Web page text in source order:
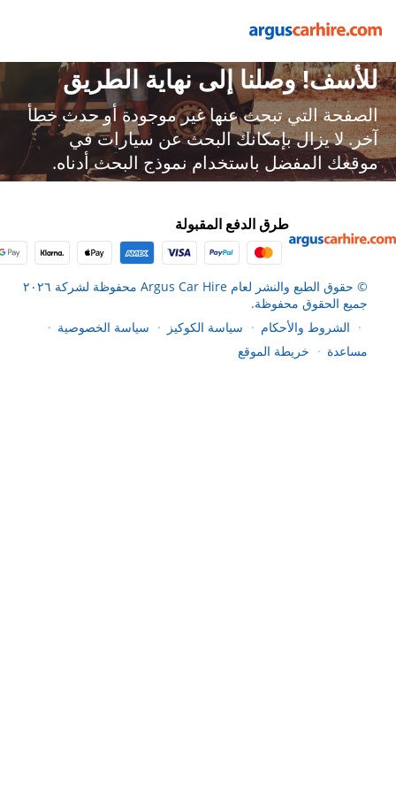
للأسف! وصلنا إلى نهاية الطريق
الصفحة التي تبحث عنها غير موجودة أو حدث خطأ
آخر. لا يزال بإمكانك البحث عن سيارات في
موقعك المفضل باستخدام نموذج البحث أدناه.
طرق الدفع المقبولة
© حقوق الطبع والنشر لعام Argus Car Hire محفوظة لشركة ٢٠٢٦
جميع الحقوق محفوظة.
● الشروط والأحكام ● سياسة الكوكيز ● سياسة الخصوصية ●
مساعدة ● خريطة الموقع